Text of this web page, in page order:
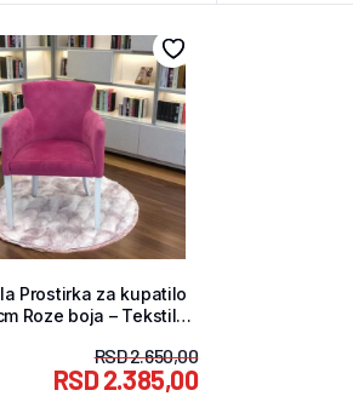
Prostirka za kupatilo
Roze boja – Tekstil
RSD2.650,00
RSD2.385,00